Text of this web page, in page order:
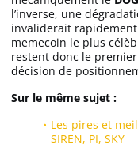
l’inverse, une
invaliderait
memecoin le plus
restent donc le
décision de
Sur le même sujet :
Les pires et
SIREN, PI, SKY